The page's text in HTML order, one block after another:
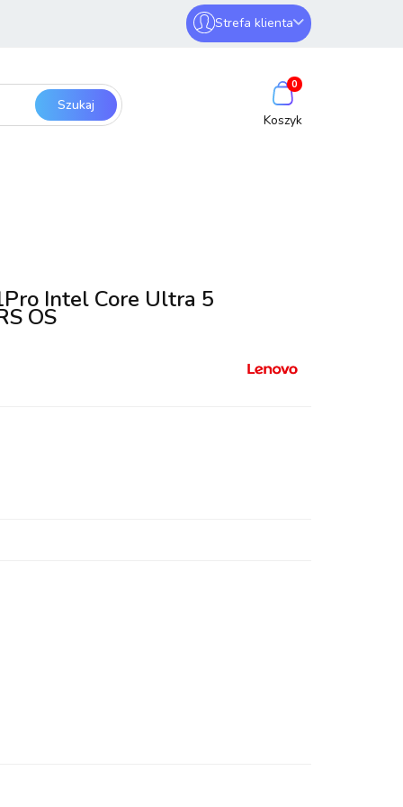
Strefa klienta
Zaloguj się
Zarejestruj się
Dodaj zgłoszenie
0
Intel Core Ultra 5
OS